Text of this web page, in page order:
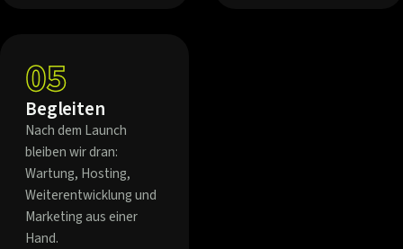
05
Begleiten
Nach dem Launch
bleiben wir dran:
Wartung, Hosting,
Weiterentwicklung und
Marketing aus einer
Hand.